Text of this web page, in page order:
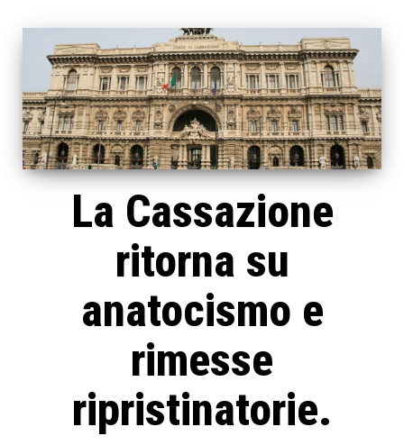
La Cassazione
ritorna su
anatocismo e
rimesse
ripristinatorie.